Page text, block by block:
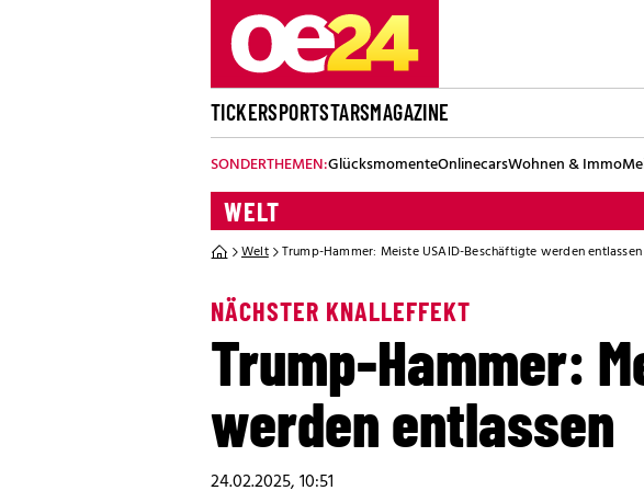
TICKERSPORTSTARSMAGAZINE
SONDERTHEMEN:GlücksmomenteOnlinecarsWohnen & Immo
WELT
Welt Trump-Hammer: Meiste USAID-Beschäftigte werden entlassen
NÄCHSTER KNALLEFFEKT
Trump-Hammer:
werden entlassen
24.02.2025, 10:51